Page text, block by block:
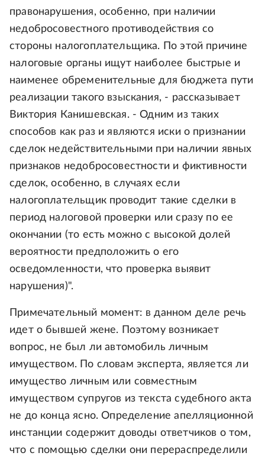
правонарушения, особенно, при наличии
недобросовестного противодействия со
стороны налогоплательщика. По этой причине
налоговые органы ищут наиболее быстрые и
наименее обременительные для бюджета пути
реализации такого взыскания, - рассказывает
Виктория Канишевская. - Одним из таких
способов как раз и являются иски о признании
сделок недействительными при наличии явных
признаков недобросовестности и фиктивности
сделок, особенно, в случаях если
налогоплательщик проводит такие сделки в
период налоговой проверки или сразу по ее
окончании (то есть можно с высокой долей
вероятности предположить о его
осведомленности, что проверка выявит
нарушения)".
Примечательный момент: в данном деле речь
идет о бывшей жене. Поэтому возникает
вопрос, не был ли автомобиль личным
имуществом. По словам эксперта, является ли
имущество личным или совместным
имуществом супругов из текста судебного акта
не до конца ясно. Определение апелляционной
инстанции содержит доводы ответчиков о том,
что с помощью сделки они перераспределили